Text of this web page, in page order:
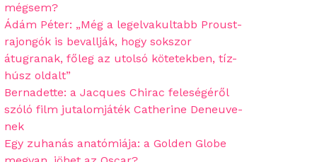
mégsem?
Ádám Péter: „Még a legelvakultabb Proust-
rajongók is bevallják, hogy sokszor
átugranak, főleg az utolsó kötetekben, tíz-
húsz oldalt”
Bernadette: a Jacques Chirac feleségéről
szóló film jutalomjáték Catherine Deneuve-
nek
Egy zuhanás anatómiája: a Golden Globe